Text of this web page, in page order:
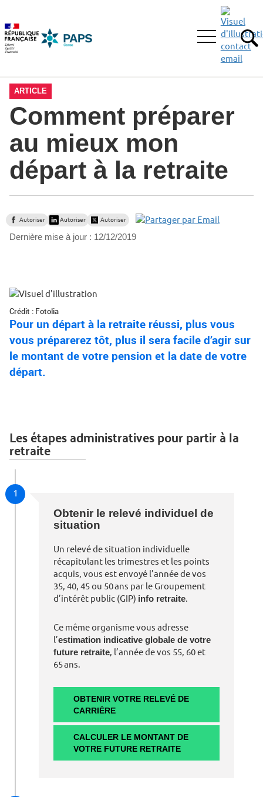
la
recherche
menu
principal,
contenu
Ouvrir
ARTICLE
Comment préparer
au mieux mon
départ à la retraite
Autoriser Autoriser Autoriser
Dernière mise à jour : 12/12/2019
Crédit : Fotolia
Pour un départ à la retraite réussi, plus vous
vous préparerez tôt, plus il sera facile d’agir sur
le montant de votre pension et la date de votre
départ.
Les étapes administratives pour partir à la
retraite
1
Obtenir le relevé individuel de
situation
Un relevé de situation individuelle
récapitulant les trimestres et les points
acquis, vous est envoyé l’année de vos
35, 40, 45 ou 50 ans par le Groupement
d’intérêt public (GIP) info retraite.
Ce même organisme vous adresse
l’estimation indicative globale de votre
future retraite, l’année de vos 55, 60 et
65 ans.
OBTENIR VOTRE RELEVÉ DE
CARRIÈRE
CALCULER LE MONTANT DE
VOTRE FUTURE RETRAITE